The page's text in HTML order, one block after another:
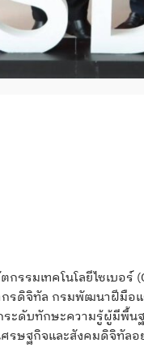
รมเทคโนโลยีไซเบอร์
รดิจิทัล กรมพัฒนาฝีมือแ
ะดับทักษะความรู้ผู้มีพื้น
รษฐกิจและสังคมดิจิทัลอ